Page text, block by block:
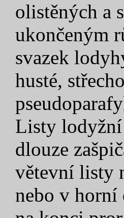
olistěných a
ukončeným
svazek
husté,
Listy lodyžní
dlouze
větevní listy
nebo v horní